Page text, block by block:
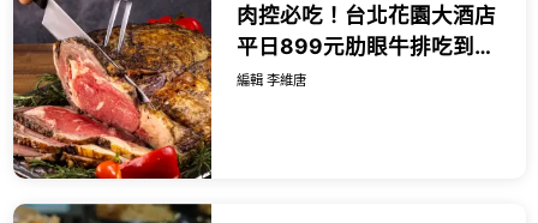
肉控必吃！台北花園大酒店
平日899元肋眼牛排吃到
飽，再加碼吃主廚特製燒
編輯 李維唐